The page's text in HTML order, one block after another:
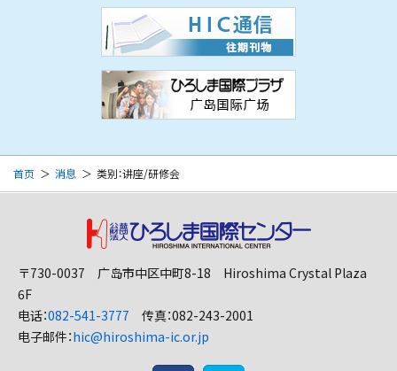
首页 消息 类别：讲座/研修会
〒730-0037 广岛市中区中町8-18 Hiroshima Crystal Plaza
6F
电话：082-541-3777 传真：082-243-2001
电子邮件：hic@hiroshima-ic.or.jp